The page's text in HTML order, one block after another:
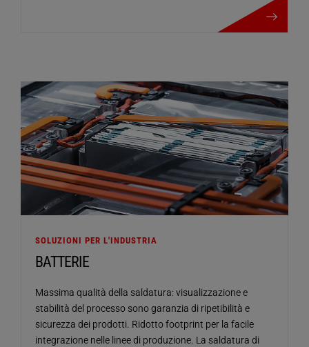
SOLUZIONI PER L'INDUSTRIA
BATTERIE
Massima qualità della saldatura: visualizzazione e
stabilità del processo sono garanzia di ripetibilità e
sicurezza dei prodotti. Ridotto footprint per la facile
integrazione nelle linee di produzione. La saldatura di